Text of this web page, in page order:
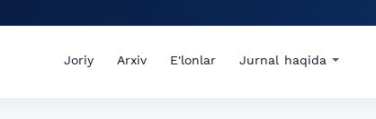
Joriy Arxiv E'lonlar Jurnal haqida